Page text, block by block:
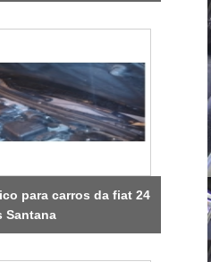
para carros da fiat 24
Santana